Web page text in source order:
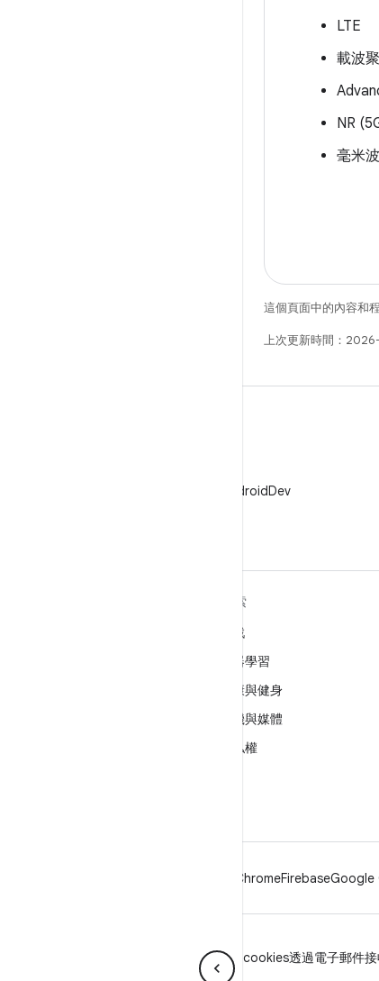
LTE
載波
NR
毫米
這個頁面中的內容和
上次更新時間：
在 X 中追蹤 @AndroidDev
探索
遊戲
機器學習
健康與健身
相機與媒體
隱私權
ChromeFirebaseGoogle
Manage cookies透過電子郵件